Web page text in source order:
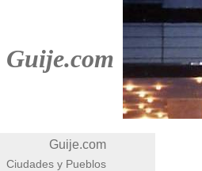
Guije.com
Guije.com
Ciudades y Pueblos